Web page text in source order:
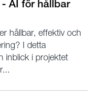
AI för hållbar
hållbar, effektiv och
I detta
inblick i projektet